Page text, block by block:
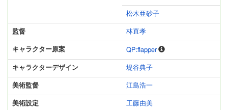
松木亜砂子
監督 林直孝
キャラクター原案 QP:flapper
キャラクターデザイン 堤谷典子
美術監督 江島浩一
美術設定 工藤由美